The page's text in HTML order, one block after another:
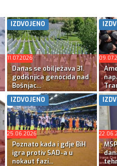
IZDVOJENO
11.07.2026
Danas se obilježava 31.
godišnjica genocida nad
Bošnjac...
IZDVOJENO
25.06.2026
Poznato kada i gdje BiH
igra protiv SAD-a u
nokaut fazi...